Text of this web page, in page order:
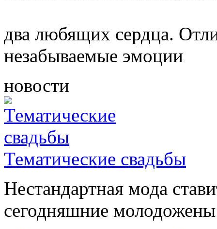
два любящих сердца.
незабываемые эмоции
новости
Тематические свадьбы
Нестандартная мода
сегодняшние